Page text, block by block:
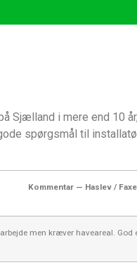
Sjælland i mere end 10
spørgsmål til
Kommentar — Haslev /
men kræver haveareal.